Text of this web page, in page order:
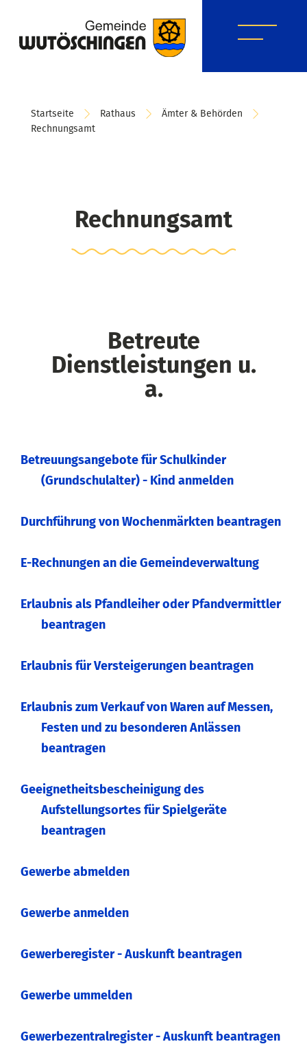
Startseite Rathaus
Ämter & Behörden
Rechnungsamt
Rechnungsamt
Betreute
Dienstleistungen u.
a.
Betreuungsangebote für Schulkinder
(Grundschulalter) - Kind anmelden
Durchführung von Wochenmärkten beantragen
E-Rechnungen an die Gemeindeverwaltung
Erlaubnis als Pfandleiher oder Pfandvermittler
beantragen
Erlaubnis für Versteigerungen beantragen
Erlaubnis zum Verkauf von Waren auf Messen,
Festen und zu besonderen Anlässen
beantragen
Geeignetheitsbescheinigung des
Aufstellungsortes für Spielgeräte
beantragen
Gewerbe abmelden
Gewerbe anmelden
Gewerberegister - Auskunft beantragen
Gewerbe ummelden
Gewerbezentralregister - Auskunft beantragen